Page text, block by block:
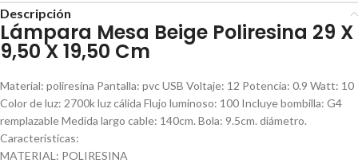
Descripción
Lámpara Mesa Beige Poliresina 29 X
9,50 X 19,50 Cm
Material: poliresina Pantalla: pvc USB Voltaje: 12 Potencia: 0.9 Watt: 10
Color de luz: 2700k luz cálida Flujo luminoso: 100 Incluye bombilla: G4
remplazable Medida largo cable: 140cm. Bola: 9.5cm. diámetro.
Características:
MATERIAL: POLIRESINA